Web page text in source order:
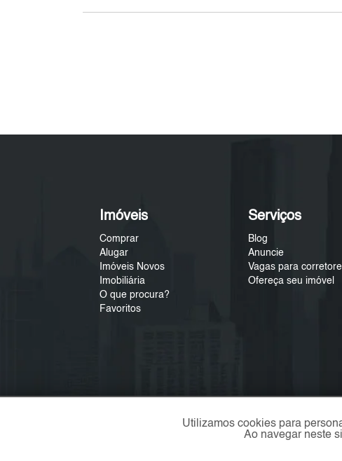
Imóveis
Comprar
Alugar
Imóveis Novos
Imobiliária
O que procura?
Favoritos
Serviços
Blog
Anuncie
Vagas para
Ofereça seu imóvel
Utilizamos cookies para
Ao navegar neste